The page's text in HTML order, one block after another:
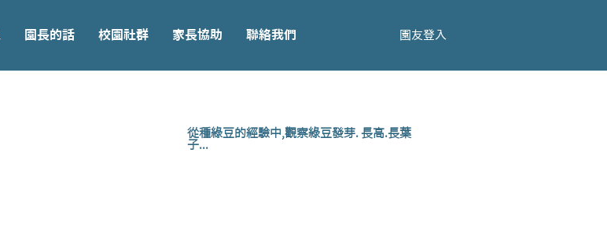
園長的話 校園社群 家長協助 聯絡我們 園友登入
從種綠豆的經驗中,觀察綠豆發芽. 長高.長葉
子...